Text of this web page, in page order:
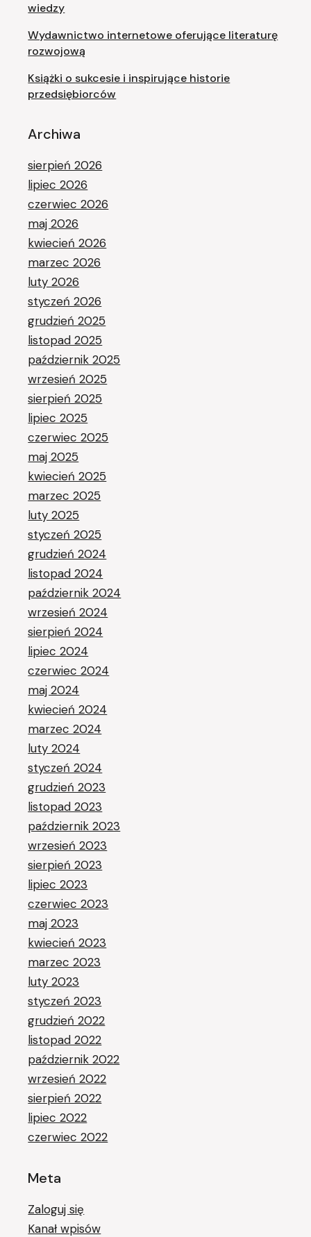
wiedzy
Wydawnictwo internetowe oferujące literaturę
rozwojową
Książki o sukcesie i inspirujące historie
przedsiębiorców
Archiwa
sierpień 2026
lipiec 2026
czerwiec 2026
maj 2026
kwiecień 2026
marzec 2026
luty 2026
styczeń 2026
grudzień 2025
listopad 2025
październik 2025
wrzesień 2025
sierpień 2025
lipiec 2025
czerwiec 2025
maj 2025
kwiecień 2025
marzec 2025
luty 2025
styczeń 2025
grudzień 2024
listopad 2024
październik 2024
wrzesień 2024
sierpień 2024
lipiec 2024
czerwiec 2024
maj 2024
kwiecień 2024
marzec 2024
luty 2024
styczeń 2024
grudzień 2023
listopad 2023
październik 2023
wrzesień 2023
sierpień 2023
lipiec 2023
czerwiec 2023
maj 2023
kwiecień 2023
marzec 2023
luty 2023
styczeń 2023
grudzień 2022
listopad 2022
październik 2022
wrzesień 2022
sierpień 2022
lipiec 2022
czerwiec 2022
Meta
Zaloguj się
Kanał wpisów